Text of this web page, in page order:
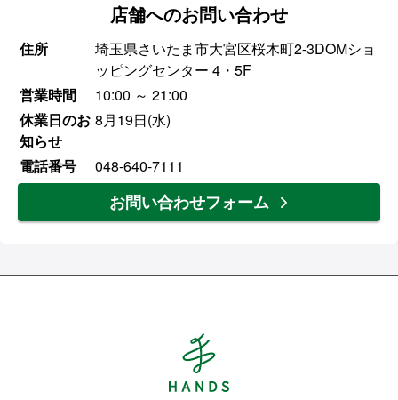
店舗へのお問い合わせ
住所
埼玉県さいたま市大宮区桜木町2-3DOMショ
ッピングセンター 4・5F
営業時間
10:00 ～ 21:00
休業日のお
知らせ
8月19日(水)
電話番号 048-640-7111
お問い合わせフォーム